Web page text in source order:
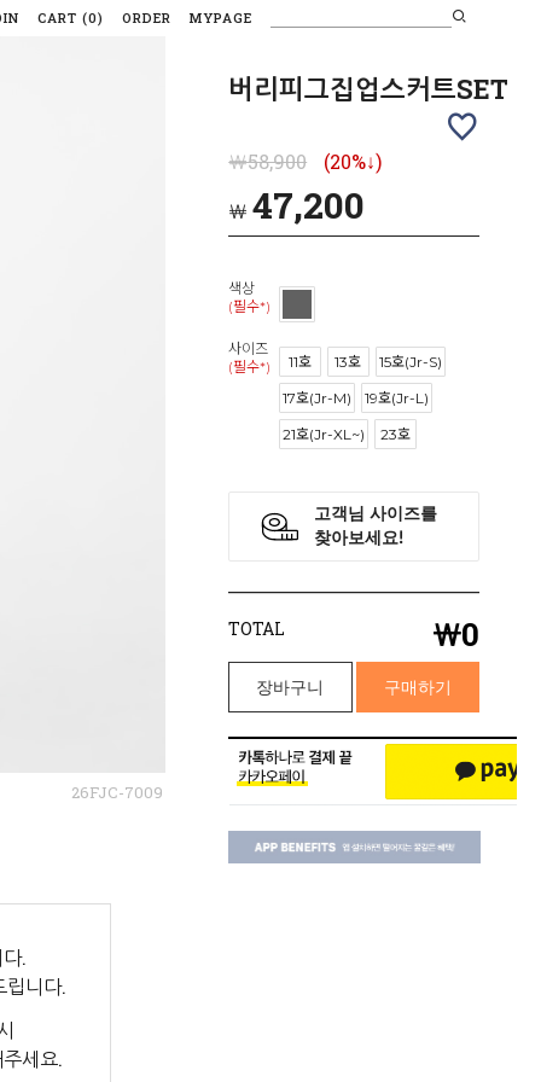
CART (0) ORDER MYPAGE
26FJC-7009
.
립니다.
세요.
버리피그집업스커트SET
￦58,900
(20%↓)
￦47,200
색상
(필수*)
사이즈
(필수*)
11호 13호
15호(Jr-S)
17호(Jr-M)
19호(Jr-L)
21호(Jr-XL~)
23호
TOTAL ￦0
장바구니 구매하기